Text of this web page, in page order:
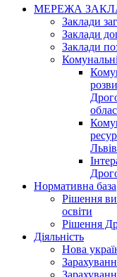
МЕРЕЖА
Заклади
Заклади
Заклади
Нормативна база
Рішення
освіти
Рішення
Діяльність
Нова